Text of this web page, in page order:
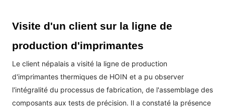
Visite d'un client sur la ligne de
production d'imprimantes
Le client népalais a visité la ligne de production
d'imprimantes thermiques de HOIN et a pu observer
l'intégralité du processus de fabrication, de l'assemblage des
composants aux tests de précision. Il a constaté la présence